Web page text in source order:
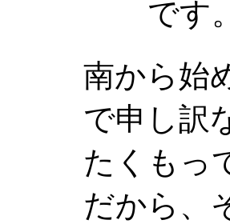
です。
南から始
で申し訳
たくもっ
だから、